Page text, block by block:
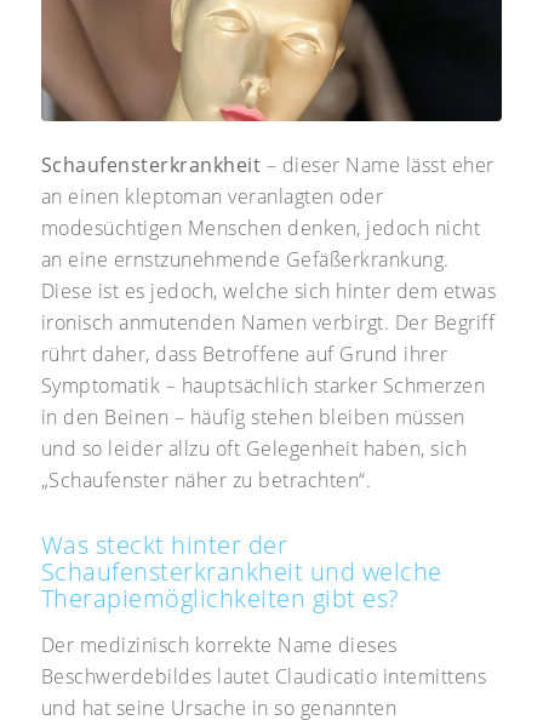
Schaufensterkrankheit – dieser Name lässt eher
an einen kleptoman veranlagten oder
modesüchtigen Menschen denken, jedoch nicht
an eine ernstzunehmende Gefäßerkrankung.
Diese ist es jedoch, welche sich hinter dem etwas
ironisch anmutenden Namen verbirgt. Der Begriff
rührt daher, dass Betroffene auf Grund ihrer
Symptomatik – hauptsächlich starker Schmerzen
in den Beinen – häufig stehen bleiben müssen
und so leider allzu oft Gelegenheit haben, sich
„Schaufenster näher zu betrachten“.
Was steckt hinter der
Schaufensterkrankheit und welche
Therapiemöglichkeiten gibt es?
Der medizinisch korrekte Name dieses
Beschwerdebildes lautet Claudicatio intemittens
und hat seine Ursache in so genannten